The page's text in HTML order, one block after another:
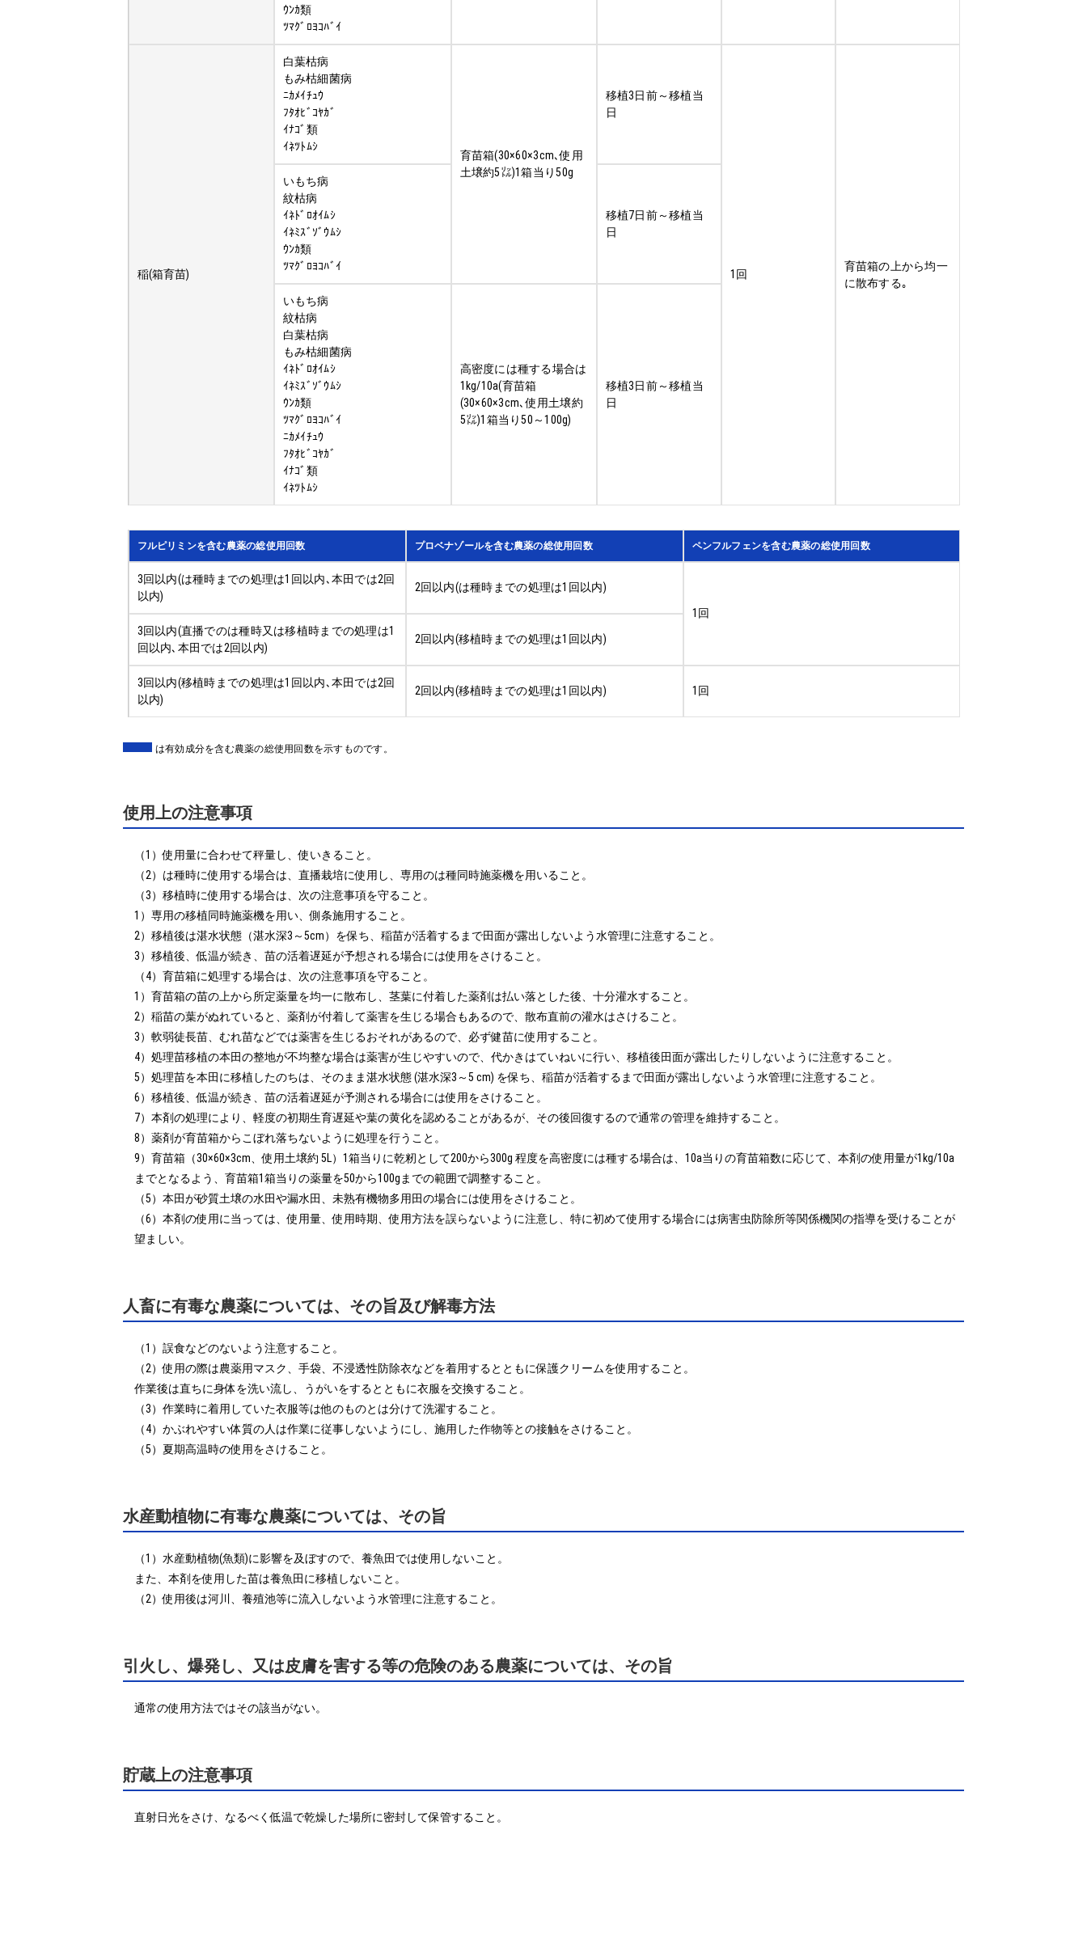
ｳﾝｶ類
ﾂﾏｸﾞﾛﾖｺﾊﾞｲ
稲(箱育苗)
白葉枯病
もみ枯細菌病
ﾆｶﾒｲﾁｭｳ
ﾌﾀｵﾋﾞｺﾔｶﾞ
ｲﾅｺﾞ類
ｲﾈﾂﾄﾑｼ
育苗箱(30×60×3cm､使用
土壌約5㍑)1箱当り50g
移植3日前～移植当
日
1回
育苗箱の上から均一
に散布する｡
いもち病
紋枯病
ｲﾈﾄﾞﾛｵｲﾑｼ
ｲﾈﾐｽﾞｿﾞｳﾑｼ
ｳﾝｶ類
ﾂﾏｸﾞﾛﾖｺﾊﾞｲ
移植7日前～移植当
日
いもち病
紋枯病
白葉枯病
もみ枯細菌病
ｲﾈﾄﾞﾛｵｲﾑｼ
ｲﾈﾐｽﾞｿﾞｳﾑｼ
ｳﾝｶ類
ﾂﾏｸﾞﾛﾖｺﾊﾞｲ
ﾆｶﾒｲﾁｭｳ
ﾌﾀｵﾋﾞｺﾔｶﾞ
ｲﾅｺﾞ類
ｲﾈﾂﾄﾑｼ
高密度には種する場合は
1kg/10a(育苗箱
(30×60×3cm､使用土壌約
5㍑)1箱当り50～100g)
移植3日前～移植当
日
フルピリミンを含む農薬の総使用回数 プロベナゾールを含む農薬の総使用回数 ペンフルフェンを含む農薬の総使用回数
3回以内(は種時までの処理は1回以内､本田では2回
以内)
2回以内(は種時までの処理は1回以内)
1回
3回以内(直播でのは種時又は移植時までの処理は1
回以内､本田では2回以内)
2回以内(移植時までの処理は1回以内)
3回以内(移植時までの処理は1回以内､本田では2回
以内)
2回以内(移植時までの処理は1回以内) 1回
は有効成分を含む農薬の総使用回数を示すものです。
使用上の注意事項
（1）使用量に合わせて秤量し、使いきること。
（2）は種時に使用する場合は、直播栽培に使用し、専用のは種同時施薬機を用いること。
（3）移植時に使用する場合は、次の注意事項を守ること。
1）専用の移植同時施薬機を用い、側条施用すること。
2）移植後は湛水状態（湛水深3～5cm）を保ち、稲苗が活着するまで田面が露出しないよう水管理に注意すること。
3）移植後、低温が続き、苗の活着遅延が予想される場合には使用をさけること。
（4）育苗箱に処理する場合は、次の注意事項を守ること。
1）育苗箱の苗の上から所定薬量を均一に散布し、茎葉に付着した薬剤は払い落とした後、十分灌水すること。
2）稲苗の葉がぬれていると、薬剤が付着して薬害を生じる場合もあるので、散布直前の灌水はさけること。
3）軟弱徒長苗、むれ苗などでは薬害を生じるおそれがあるので、必ず健苗に使用すること。
4）処理苗移植の本田の整地が不均整な場合は薬害が生じやすいので、代かきはていねいに行い、移植後田面が露出したりしないように注意すること。
5）処理苗を本田に移植したのちは、そのまま湛水状態 (湛水深3～5 cm) を保ち、稲苗が活着するまで田面が露出しないよう水管理に注意すること。
6）移植後、低温が続き、苗の活着遅延が予測される場合には使用をさけること。
7）本剤の処理により、軽度の初期生育遅延や葉の黄化を認めることがあるが、その後回復するので通常の管理を維持すること。
8）薬剤が育苗箱からこぼれ落ちないように処理を行うこと。
9）育苗箱（30×60×3cm、使用土壌約 5L）1箱当りに乾籾として200から300g 程度を高密度には種する場合は、10a当りの育苗箱数に応じて、本剤の使用量が1kg/10a
までとなるよう、育苗箱1箱当りの薬量を50から100gまでの範囲で調整すること。
（5）本田が砂質土壌の水田や漏水田、未熟有機物多用田の場合には使用をさけること。
（6）本剤の使用に当っては、使用量、使用時期、使用方法を誤らないように注意し、特に初めて使用する場合には病害虫防除所等関係機関の指導を受けることが
望ましい。
人畜に有毒な農薬については、その旨及び解毒方法
（1）誤食などのないよう注意すること。
（2）使用の際は農薬用マスク、手袋、不浸透性防除衣などを着用するとともに保護クリームを使用すること。
作業後は直ちに身体を洗い流し、うがいをするとともに衣服を交換すること。
（3）作業時に着用していた衣服等は他のものとは分けて洗濯すること。
（4）かぶれやすい体質の人は作業に従事しないようにし、施用した作物等との接触をさけること。
（5）夏期高温時の使用をさけること。
水産動植物に有毒な農薬については、その旨
（1）水産動植物(魚類)に影響を及ぼすので、養魚田では使用しないこと。
また、本剤を使用した苗は養魚田に移植しないこと。
（2）使用後は河川、養殖池等に流入しないよう水管理に注意すること。
引火し、爆発し、又は皮膚を害する等の危険のある農薬については、その旨
通常の使用方法ではその該当がない。
貯蔵上の注意事項
直射日光をさけ、なるべく低温で乾燥した場所に密封して保管すること。